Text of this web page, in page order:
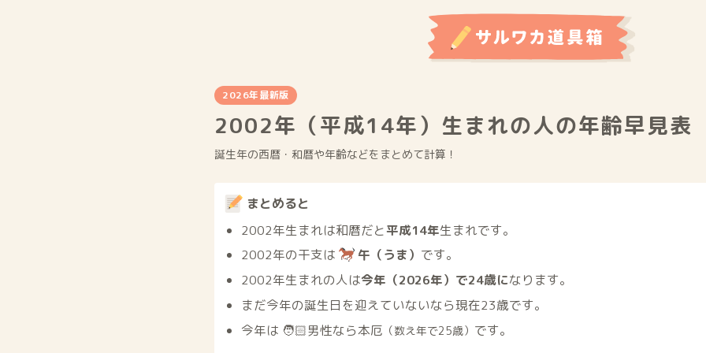
2026年最新版
2002年（平成14年）生まれの人の年齢早見表
誕生年の西暦・和暦や年齢などをまとめて計算！
まとめると
2002年生まれは和暦だと平成14年生まれです。
2002年の干支は
午（うま） です。
2002年生まれの人は今年（2026年）で24歳になります。
まだ今年の誕生日を迎えていないなら現在23歳です。
今年は 🧑🏻男性なら本厄 （数え年で25歳） です。